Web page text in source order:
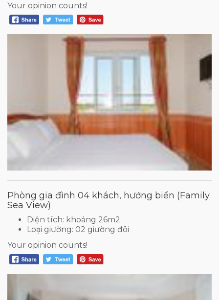
Your opinion counts!
Phòng gia đình 04 khách, hướng biển (Family
Sea View)
Diện tích: khoảng 26m2
Loại giường: 02 giường đôi
Your opinion counts!